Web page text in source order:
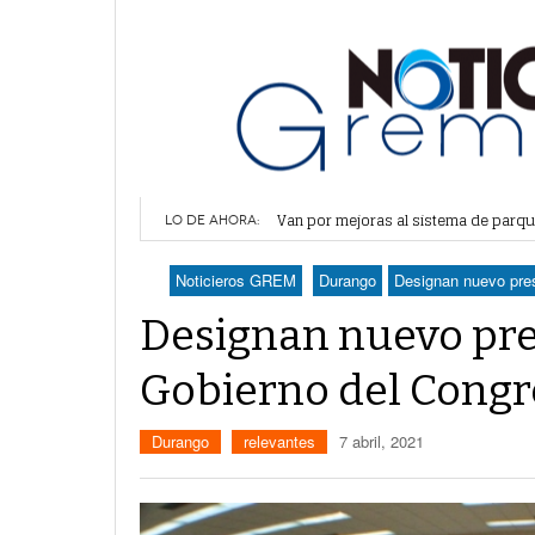
LO DE AHORA: Van por mejoras al sistema de
¿Vas a sacar tu pasaporte?
Habrá más suspensiones de
Recorte de 16 mdp en
Promueven campaña sobre
Noticieros GREM Durango Designan nuevo
Designan nuevo
Gobierno del
Durango relevantes 7 abril, 2021